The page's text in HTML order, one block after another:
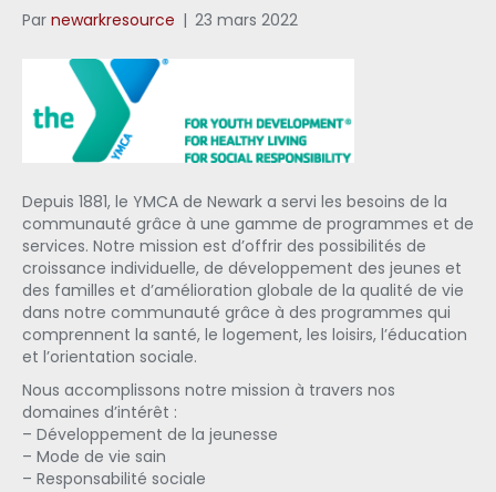
Par newarkresource | 23 mars 2022
Depuis 1881, le YMCA de Newark a servi les besoins de la
communauté grâce à une gamme de programmes et de
services. Notre mission est d’offrir des possibilités de
croissance individuelle, de développement des jeunes et
des familles et d’amélioration globale de la qualité de vie
dans notre communauté grâce à des programmes qui
comprennent la santé, le logement, les loisirs, l’éducation
et l’orientation sociale.
Nous accomplissons notre mission à travers nos
domaines d’intérêt :
– Développement de la jeunesse
– Mode de vie sain
– Responsabilité sociale